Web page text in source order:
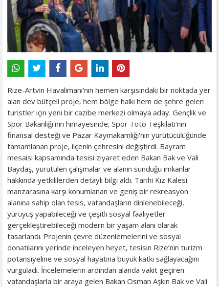
Rize-Artvin Havalimanı’nın hemen karşısındaki bir noktada yer
alan dev bütçeli proje, hem bölge halkı hem de şehre gelen
turistler için yeni bir cazibe merkezi olmaya aday. Gençlik ve
Spor Bakanlığı'nın himayesinde, Spor Toto Teşkilatı'nın
finansal desteği ve Pazar Kaymakamlığı'nın yürütücülüğünde
tamamlanan proje, ilçenin çehresini değiştirdi. Bayram
mesaisi kapsamında tesisi ziyaret eden Bakan Bak ve Vali
Baydaş, yürütülen çalışmalar ve alanın sunduğu imkanlar
hakkında yetkililerden detaylı bilgi aldı. Tarihi Kız Kalesi
manzarasına karşı konumlanan ve geniş bir rekreasyon
alanına sahip olan tesis, vatandaşların dinlenebileceği,
yürüyüş yapabileceği ve çeşitli sosyal faaliyetler
gerçekleştirebileceği modern bir yaşam alanı olarak
tasarlandı. Projenin çevre düzenlemelerini ve sosyal
donatılarını yerinde inceleyen heyet, tesisin Rize’nin turizm
potansiyeline ve sosyal hayatına büyük katkı sağlayacağını
vurguladı. İncelemelerin ardından alanda vakit geçiren
vatandaşlarla bir araya gelen Bakan Osman Aşkın Bak ve Vali